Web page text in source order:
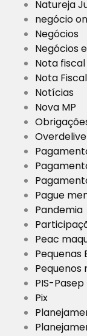
Natureja
negócio
Negócios
Negócios
Nota fiscal
Nota
Notícias
Nova MP
Pague
Pandemia
Peac
Pequenas
Pequenos
PIS-Pasep
Pix